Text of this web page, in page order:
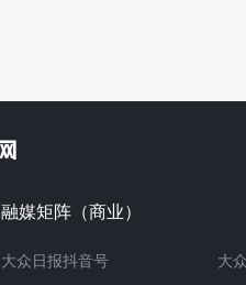
融媒矩阵（商业）
大众日报抖音号 大